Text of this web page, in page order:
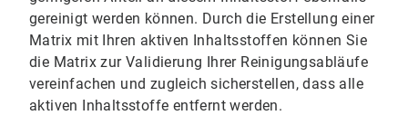
gereinigt werden können. Durch die Erstellung einer
Matrix mit Ihren aktiven Inhaltsstoffen können Sie
die Matrix zur Validierung Ihrer Reinigungsabläufe
vereinfachen und zugleich sicherstellen, dass alle
aktiven Inhaltsstoffe entfernt werden.